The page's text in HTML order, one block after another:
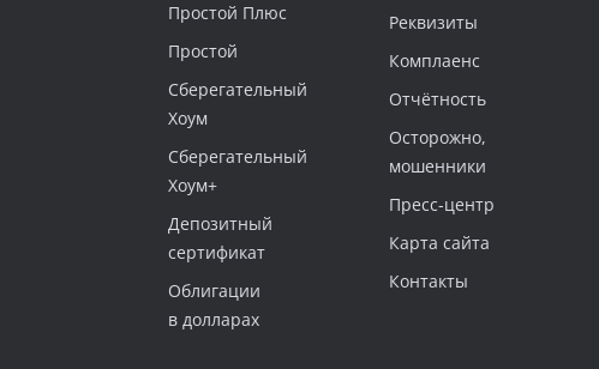
Простой Плюс
Простой
Сберегательный
Хоум
‎Сберегательный
Хоум+
Депозитный
сертификат
‎Облигации
в долларах
Реквизиты
Комплаенс
Отчётность
Осторожно,
мошенники
Пресс-центр
Карта сайта
Контакты